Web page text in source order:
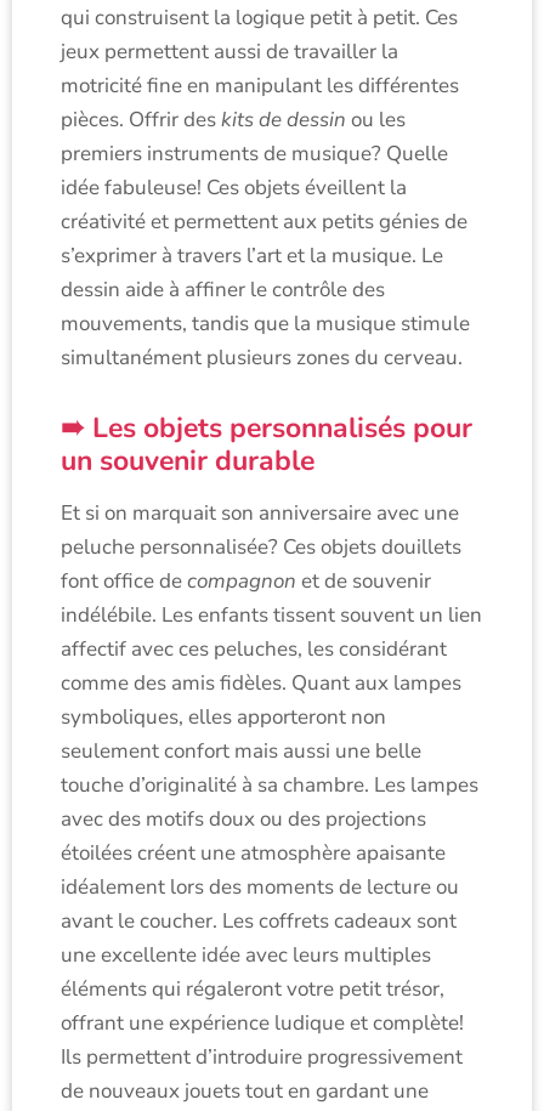
qui construisent la logique petit à petit. Ces
jeux permettent aussi de travailler la
motricité fine en manipulant les différentes
pièces. Offrir deskits de dessin ou les
premiers instruments de musique? Quelle
idée fabuleuse! Ces objets éveillent la
créativité et permettent aux petits génies de
s’exprimer à travers l’art et la musique. Le
dessin aide à affiner le contrôle des
mouvements, tandis que la musique stimule
simultanément plusieurs zones du cerveau.
Les objets personnalisés pour
un souvenir durable
Et si on marquait son anniversaire avec une
peluche personnalisée? Ces objets douillets
font office decompagnon et de souvenir
indélébile. Les enfants tissent souvent un lien
affectif avec ces peluches, les considérant
comme des amis fidèles. Quant aux lampes
symboliques, elles apporteront non
seulement confort mais aussi une belle
touche d’originalité à sa chambre. Les lampes
avec des motifs doux ou des projections
étoilées créent une atmosphère apaisante
idéalement lors des moments de lecture ou
avant le coucher. Les coffrets cadeaux sont
une excellente idée avec leurs multiples
éléments qui régaleront votre petit trésor,
offrant une expérience ludique et complète!
Ils permettent d’introduire progressivement
de nouveaux jouets tout en gardant une